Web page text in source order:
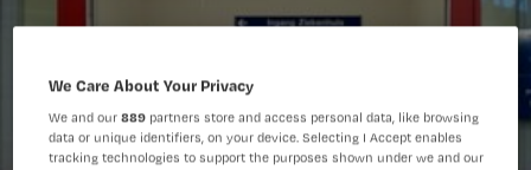
We Care About Your Privacy
We and our889 partners store and access personal data, like browsing
data or unique identifiers, on your device. Selecting I Accept enables
tracking technologies to support the purposes shown under we and our